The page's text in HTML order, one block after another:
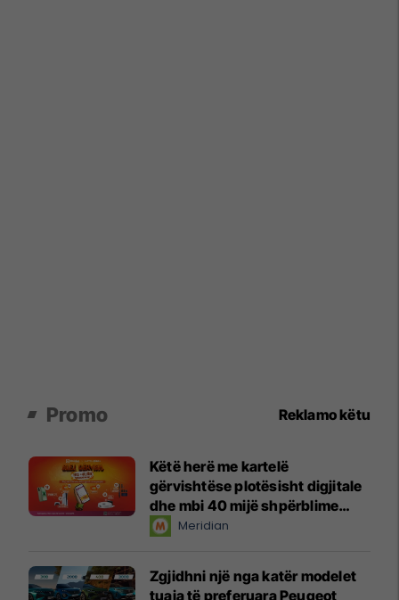
Promo Reklamo këtu
Këtë herë me kartelë
gërvishtëse plotësisht digjitale
dhe mbi 40 mijë shpërblime
instant!Meridian
Zgjidhni një nga katër modelet
tuaja të preferuara Peugeot